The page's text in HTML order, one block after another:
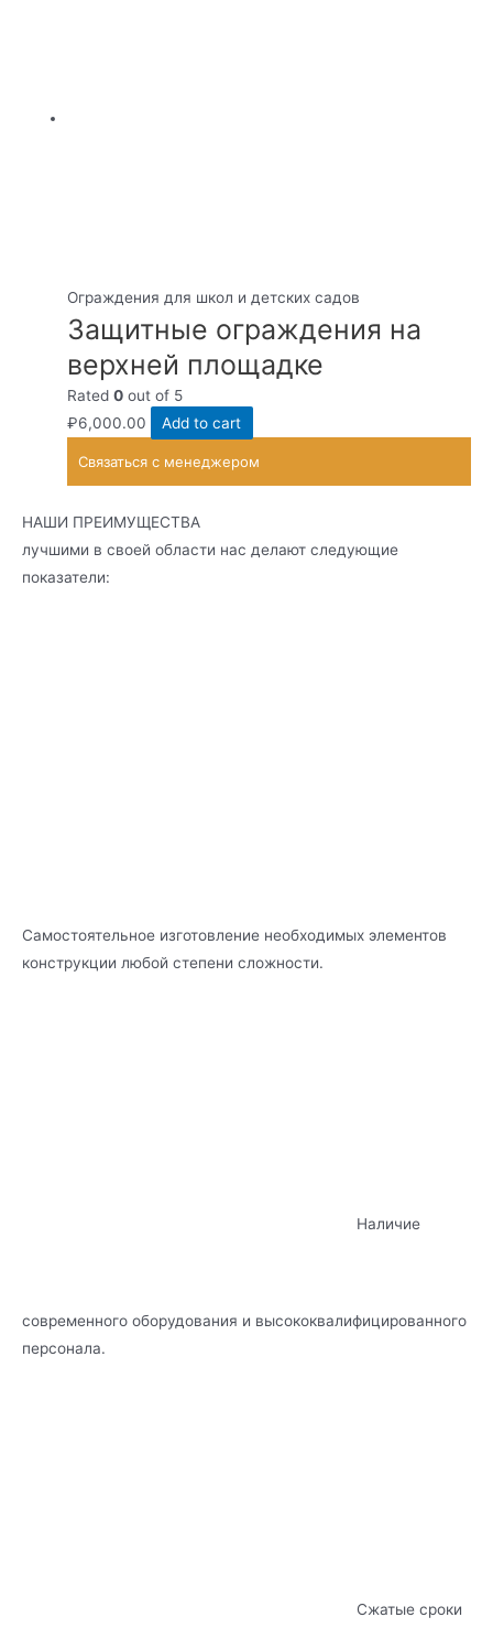
Ограждения для школ и детских садов
Защитные ограждения на
верхней площадке
Rated0 out of 5
₽6,000.00 Add to cart
Связаться с менеджером
НАШИ ПРЕИМУЩЕСТВА
лучшими в своей области нас делают следующие
показатели:
Самостоятельное изготовление необходимых элементов
конструкции любой степени сложности.
Наличие
современного оборудования и высококвалифицированного
персонала.
Сжатые сроки